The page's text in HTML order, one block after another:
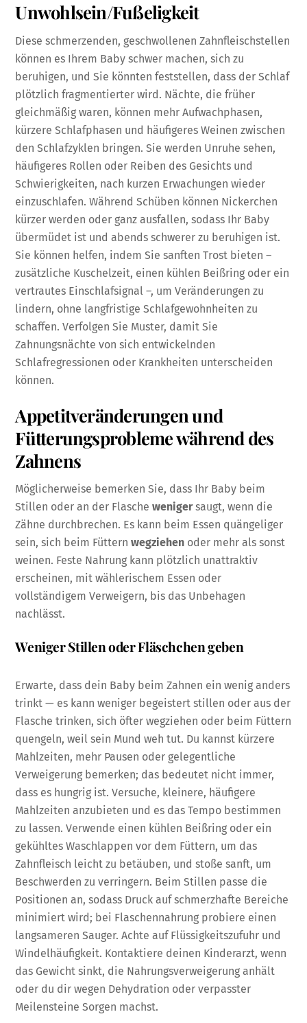
Unwohlsein/Fußeligkeit
Diese schmerzenden, geschwollenen Zahnfleischstellen
können es Ihrem Baby schwer machen, sich zu
beruhigen, und Sie könnten feststellen, dass der Schlaf
plötzlich fragmentierter wird. Nächte, die früher
gleichmäßig waren, können mehr Aufwachphasen,
kürzere Schlafphasen und häufigeres Weinen zwischen
den Schlafzyklen bringen. Sie werden Unruhe sehen,
häufigeres Rollen oder Reiben des Gesichts und
Schwierigkeiten, nach kurzen Erwachungen wieder
einzuschlafen. Während Schüben können Nickerchen
kürzer werden oder ganz ausfallen, sodass Ihr Baby
übermüdet ist und abends schwerer zu beruhigen ist.
Sie können helfen, indem Sie sanften Trost bieten –
zusätzliche Kuschelzeit, einen kühlen Beißring oder ein
vertrautes Einschlafsignal –, um Veränderungen zu
lindern, ohne langfristige Schlafgewohnheiten zu
schaffen. Verfolgen Sie Muster, damit Sie
Zahnungsnächte von sich entwickelnden
Schlafregressionen oder Krankheiten unterscheiden
können.
Appetitveränderungen und
Fütterungsprobleme während des
Zahnens
Möglicherweise bemerken Sie, dass Ihr Baby beim
Stillen oder an der Flaschewenigersaugt, wenn die
Zähne durchbrechen. Es kann beim Essen quängeliger
sein, sich beim Fütternwegziehen oder mehr als sonst
weinen. Feste Nahrung kann plötzlich unattraktiv
erscheinen, mit wählerischem Essen oder
vollständigem Verweigern, bis das Unbehagen
nachlässt.
Weniger Stillen oder Fläschchen geben
Erwarte, dass dein Baby beim Zahnen ein wenig anders
trinkt — es kann weniger begeistert stillen oder aus der
Flasche trinken, sich öfter wegziehen oder beim Füttern
quengeln, weil sein Mund weh tut. Du kannst kürzere
Mahlzeiten, mehr Pausen oder gelegentliche
Verweigerung bemerken; das bedeutet nicht immer,
dass es hungrig ist. Versuche, kleinere, häufigere
Mahlzeiten anzubieten und es das Tempo bestimmen
zu lassen. Verwende einen kühlen Beißring oder ein
gekühltes Waschlappen vor dem Füttern, um das
Zahnfleisch leicht zu betäuben, und stoße sanft, um
Beschwerden zu verringern. Beim Stillen passe die
Positionen an, sodass Druck auf schmerzhafte Bereiche
minimiert wird; bei Flaschennahrung probiere einen
langsameren Sauger. Achte auf Flüssigkeitszufuhr und
Windelhäufigkeit. Kontaktiere deinen Kinderarzt, wenn
das Gewicht sinkt, die Nahrungsverweigerung anhält
oder du dir wegen Dehydration oder verpasster
Meilensteine Sorgen machst.